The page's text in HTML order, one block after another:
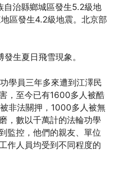
自治縣鄉城區發生5.2級地
區發生4.2級地震。北京部
生夏日飛雪現象。
學員三年多來遭到江澤民
，至今已有1600多人被酷
非法關押，1000多人被無
，數以千萬計的法輪功學
監控，他們的親友、單位
作人員均受到不同程度的